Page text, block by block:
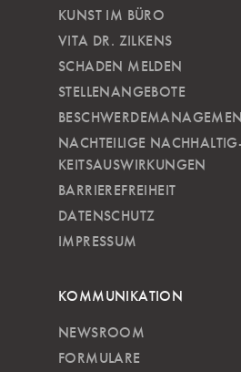
KUNST IM BÜRO
VITA DR. ZILKENS
SCHADEN MELDEN
STELLENANGEBOTE
NACHTEILIGE
KEITSAUSWIRKUNGEN
BARRIEREFREIHEIT
DATENSCHUTZ
IMPRESSUM
KOMMUNIKATION
NEWSROOM
FORMULARE